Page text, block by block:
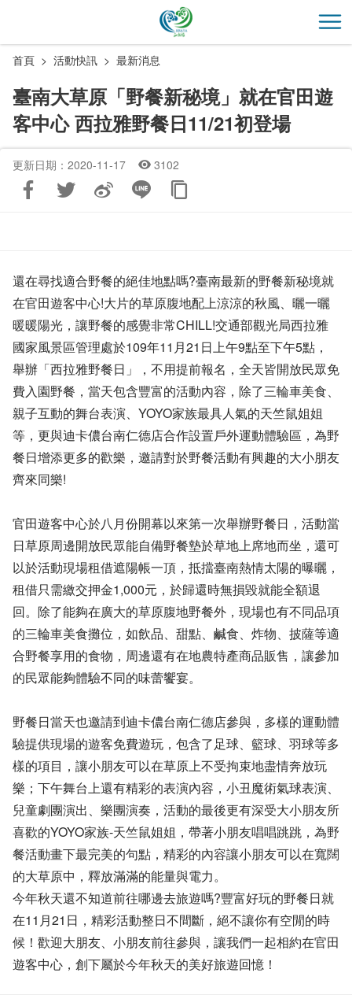
主
開
首頁 活動快訊 最新消息
臺南大草原「野餐新秘境」就在官田遊
客中心 西拉雅野餐日11/21初登場
更新日期：2020-11-17 3102
還在尋找適合野餐的絕佳地點嗎?臺南最新的野餐新秘境就
在官田遊客中心!大片的草原腹地配上涼涼的秋風、曬一曬
暖暖陽光，讓野餐的感覺非常CHILL!交通部觀光局西拉雅
國家風景區管理處於109年11月21日上午9點至下午5點，
舉辦「西拉雅野餐日」，不用提前報名，全天皆開放民眾免
費入園野餐，當天包含豐富的活動內容，除了三輪車美食、
親子互動的舞台表演、YOYO家族最具人氣的天竺鼠姐姐
等，更與迪卡儂台南仁德店合作設置戶外運動體驗區，為野
餐日增添更多的歡樂，邀請對於野餐活動有興趣的大小朋友
齊來同樂!
官田遊客中心於八月份開幕以來第一次舉辦野餐日，活動當
日草原周邊開放民眾能自備野餐墊於草地上席地而坐，還可
以於活動現場租借遮陽帳一頂，抵擋臺南熱情太陽的曝曬，
租借只需繳交押金1,000元，於歸還時無損毀就能全額退
回。除了能夠在廣大的草原腹地野餐外，現場也有不同品項
的三輪車美食攤位，如飲品、甜點、鹹食、炸物、披薩等適
合野餐享用的食物，周邊還有在地農特產商品販售，讓參加
的民眾能夠體驗不同的味蕾饗宴。
野餐日當天也邀請到迪卡儂台南仁德店參與，多樣的運動體
驗提供現場的遊客免費遊玩，包含了足球、籃球、羽球等多
樣的項目，讓小朋友可以在草原上不受拘束地盡情奔放玩
樂；下午舞台上還有精彩的表演內容，小丑魔術氣球表演、
兒童劇團演出、樂團演奏，活動的最後更有深受大小朋友所
喜歡的YOYO家族-天竺鼠姐姐，帶著小朋友唱唱跳跳，為野
餐活動畫下最完美的句點，精彩的內容讓小朋友可以在寬闊
的大草原中，釋放滿滿的能量與電力。
今年秋天還不知道前往哪邊去旅遊嗎?豐富好玩的野餐日就
在11月21日，精彩活動整日不間斷，絕不讓你有空閒的時
候！歡迎大朋友、小朋友前往參與，讓我們一起相約在官田
遊客中心，創下屬於今年秋天的美好旅遊回憶！